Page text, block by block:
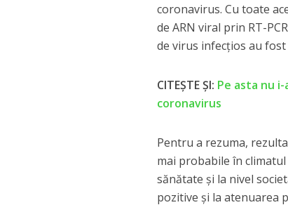
coronavirus. Cu toate
de ARN viral prin RT-
de virus infecțios au
CITEȘTE ȘI: Pe asta nu
coronavirus
Pentru a rezuma,
mai probabile în
sănătate și la nivel
pozitive și la atenuarea